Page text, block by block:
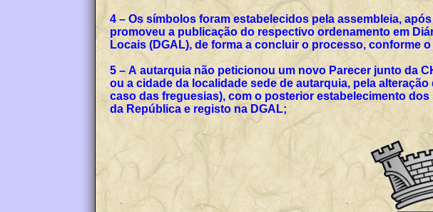
4 – Os símbolos foram estabelecidos pela assembleia,
promoveu a publicação do respectivo ordenamento em
Locais (DGAL), de forma a concluir o processo, conforme
5 – A autarquia não peticionou um novo Parecer junto da
ou a cidade da localidade sede de autarquia, pela
caso das freguesias), com o posterior estabelecimento
da República e registo na DGAL;